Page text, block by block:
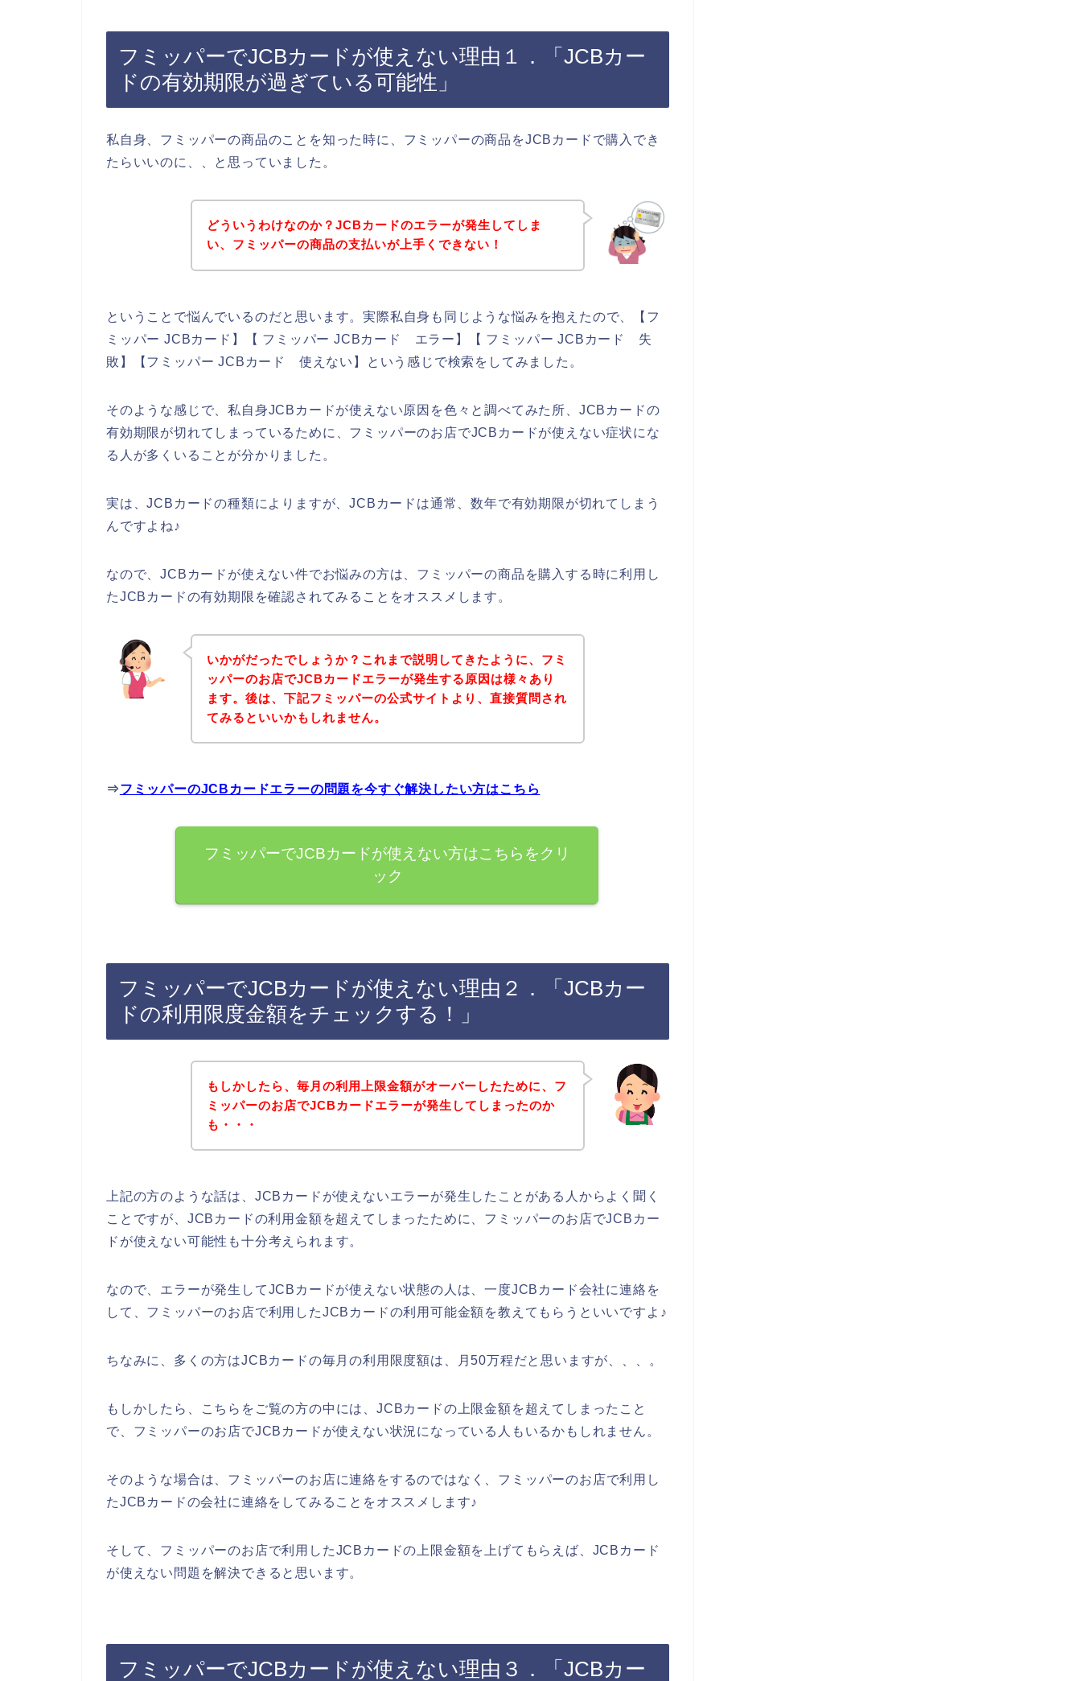
フミッパーでJCBカードが使えない理由１．「JCBカー
ドの有効期限が過ぎている可能性」
私自身、フミッパーの商品のことを知った時に、フミッパーの商品をJCBカードで購入でき
たらいいのに、、と思っていました。
どういうわけなのか？JCBカードのエラーが発生してしま
い、フミッパーの商品の支払いが上手くできない！
ということで悩んでいるのだと思います。実際私自身も同じような悩みを抱えたので、【フ
ミッパー JCBカード】【 フミッパー JCBカード エラー】【 フミッパー JCBカード 失
敗】【フミッパー JCBカード 使えない】という感じで検索をしてみました。
そのような感じで、私自身JCBカードが使えない原因を色々と調べてみた所、JCBカードの
有効期限が切れてしまっているために、フミッパーのお店でJCBカードが使えない症状にな
る人が多くいることが分かりました。
実は、JCBカードの種類によりますが、JCBカードは通常、数年で有効期限が切れてしまう
んですよね♪
なので、JCBカードが使えない件でお悩みの方は、フミッパーの商品を購入する時に利用し
たJCBカードの有効期限を確認されてみることをオススメします。
いかがだったでしょうか？これまで説明してきたように、フミ
ッパーのお店でJCBカードエラーが発生する原因は様々あり
ます。後は、下記フミッパーの公式サイトより、直接質問され
てみるといいかもしれません。
⇒フミッパーのJCBカードエラーの問題を今すぐ解決したい方はこちら
フミッパーでJCBカードが使えない方はこちらをクリ
ック
フミッパーでJCBカードが使えない理由２．「JCBカー
ドの利用限度金額をチェックする！」
もしかしたら、毎月の利用上限金額がオーバーしたために、フ
ミッパーのお店でJCBカードエラーが発生してしまったのか
も・・・
上記の方のような話は、JCBカードが使えないエラーが発生したことがある人からよく聞く
ことですが、JCBカードの利用金額を超えてしまったために、フミッパーのお店でJCBカー
ドが使えない可能性も十分考えられます。
なので、エラーが発生してJCBカードが使えない状態の人は、一度JCBカード会社に連絡を
して、フミッパーのお店で利用したJCBカードの利用可能金額を教えてもらうといいですよ♪
ちなみに、多くの方はJCBカードの毎月の利用限度額は、月50万程だと思いますが、、、。
もしかしたら、こちらをご覧の方の中には、JCBカードの上限金額を超えてしまったこと
で、フミッパーのお店でJCBカードが使えない状況になっている人もいるかもしれません。
そのような場合は、フミッパーのお店に連絡をするのではなく、フミッパーのお店で利用し
たJCBカードの会社に連絡をしてみることをオススメします♪
そして、フミッパーのお店で利用したJCBカードの上限金額を上げてもらえば、JCBカード
が使えない問題を解決できると思います。
フミッパーでJCBカードが使えない理由３．「JCBカー